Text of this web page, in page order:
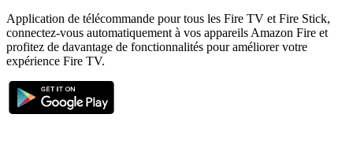
Application de télécommande pour tous les Fire TV et Fire Stick,
connectez-vous automatiquement à vos appareils Amazon Fire et
profitez de davantage de fonctionnalités pour améliorer votre
expérience Fire TV.